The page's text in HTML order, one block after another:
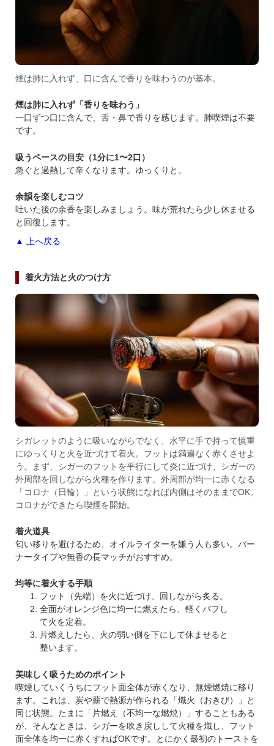
煙は肺に入れず、口に含んで香りを味わうのが基本。
煙は肺に入れず「香りを味わう」
一口ずつ口に含んで、舌・鼻で香りを感じます。肺喫煙は不要
です。
吸うペースの目安（1分に1〜2口）
急ぐと過熱して辛くなります。ゆっくりと。
余韻を楽しむコツ
吐いた後の余香を楽しみましょう。味が荒れたら少し休ませる
と回復します。
▲ 上へ戻る
着火方法と火のつけ方
シガレットのように吸いながらでなく、水平に手で持って慎重
にゆっくりと火を近づけて着火。フットは満遍なく赤くさせよ
う。まず、シガーのフットを平行にして炎に近づけ、シガーの
外周部を回しながら火種を作ります。外周部が均一に赤くなる
「コロナ（日輪）」という状態になれば内側はそのままでOK。
コロナができたら喫煙を開始。
着火道具
匂い移りを避けるため、オイルライターを嫌う人も多い。バー
ナータイプや無香の長マッチがおすすめ。
均等に着火する手順
フット（先端）を火に近づけ、
回しながら炙る。
全面がオレンジ色に均一に燃えたら、軽くパフし
て火を定着。
片燃えしたら、火の弱い側を下にして休ませると
整います。
美味しく吸うためのポイント
喫煙していくうちにフット面全体が赤くなり、無煙燃焼に移り
ます。これは、炭や薪で熱源が作られる「熾火（おきび）」と
同じ状態。たまに「片燃え（不均一な燃焼）」することもある
が、そんなときは、シガーを吹き戻しして火種を熾し、フット
面全体を均一に赤くすればOKです。とにかく最初のトーストを